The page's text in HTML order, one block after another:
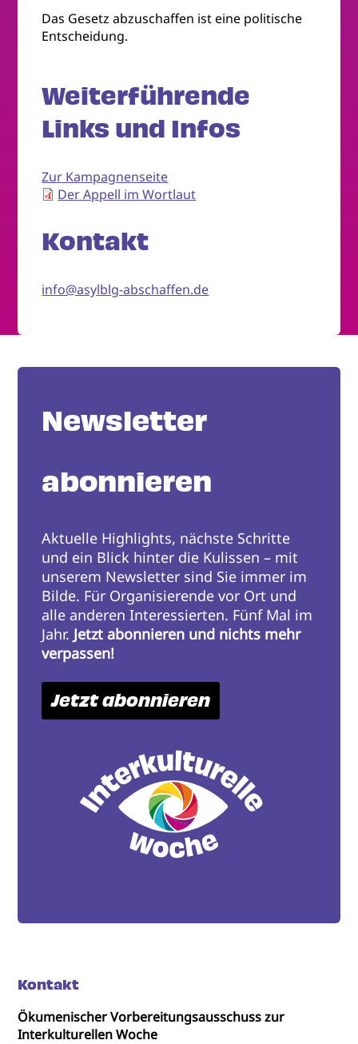
Das Gesetz abzuschaffen ist eine politische
Entscheidung.
Weiterführende
Links und Infos
Zur Kampagnenseite
Der Appell im Wortlaut
Kontakt
info@asylblg-abschaffen.de
Newsletter
abonnieren
Aktuelle Highlights, nächste Schritte
und ein Blick hinter die Kulissen – mit
unserem Newsletter sind Sie immer im
Bilde. Für Organisierende vor Ort und
alle anderen Interessierten. Fünf Mal im
Jahr. Jetzt abonnieren und nichts mehr
verpassen!
Jetzt abonnieren
Kontakt
Ökumenischer Vorbereitungsausschuss zur
Interkulturellen Woche